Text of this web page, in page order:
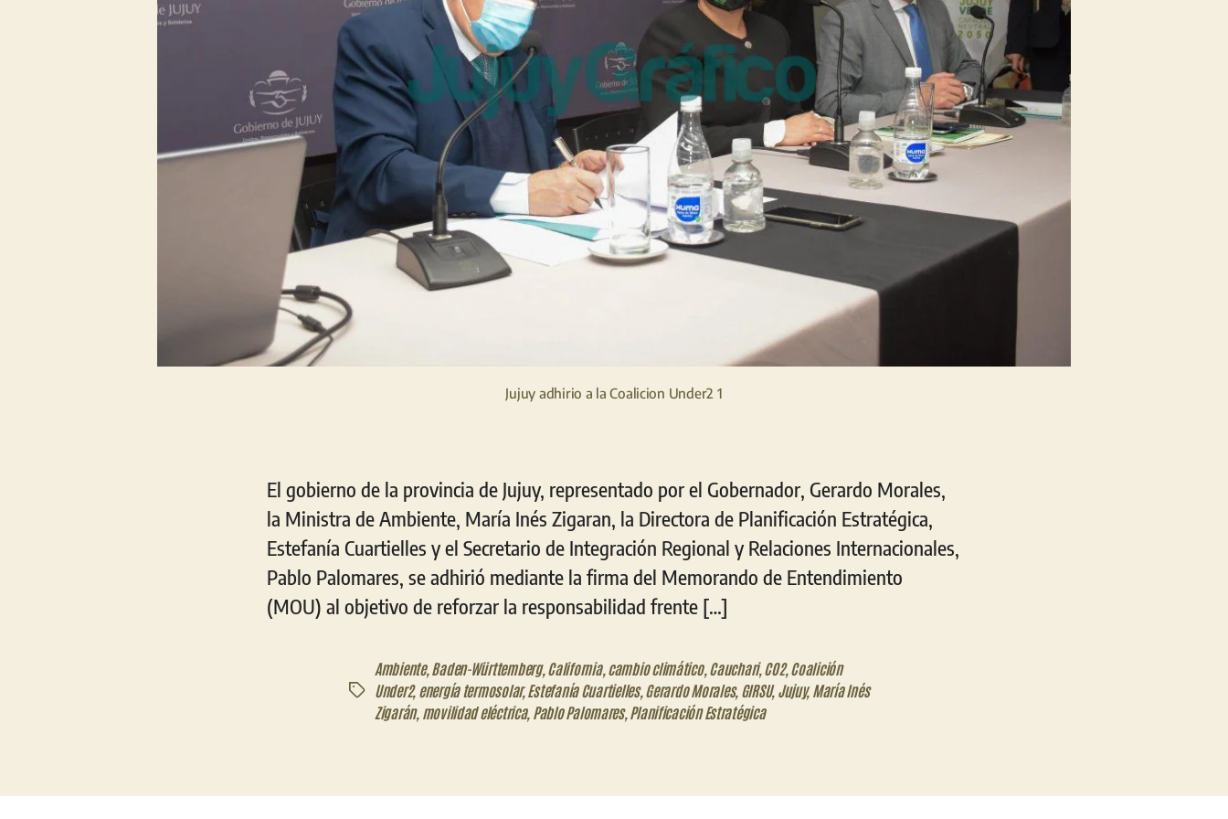
Jujuy adhirio a la Coalicion Under2 1
El gobierno de la provincia de Jujuy, representado por el Gobernador, Gerardo Morales,
la Ministra de Ambiente, María Inés Zigaran, la Directora de Planificación Estratégica,
Estefanía Cuartielles y el Secretario de Integración Regional y Relaciones Internacionales,
Pablo Palomares, se adhirió mediante la firma del Memorando de Entendimiento
(MOU) al objetivo de reforzar la responsabilidad frente […]
Etiquetas
Ambiente, Baden-Württemberg, California, cambio climático, Cauchari, CO2, Coalición
Under2, energía termosolar, Estefanía Cuartielles, Gerardo Morales, GIRSU, Jujuy, María Inés
Zigarán, movilidad eléctrica, Pablo Palomares, Planificación Estratégica